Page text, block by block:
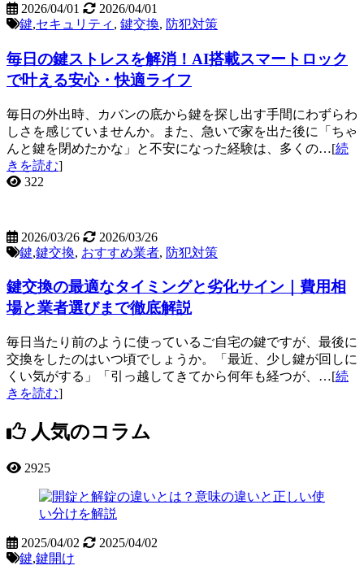
2026/04/01
2026/04/01
鍵,セキュリティ , 鍵交換, 防犯対策
毎日の鍵ストレスを解消！AI搭載スマートロック
で叶える安心・快適ライフ
毎日の外出時、カバンの底から鍵を探し出す手間にわずらわ
しさを感じていませんか。また、急いで家を出た後に「ちゃ
んと鍵を閉めたかな」と不安になった経験は、多くの…[続
きを読む]
322
2026/03/26
2026/03/26
鍵,鍵交換, おすすめ業者, 防犯対策
鍵交換の最適なタイミングと劣化サイン｜費用相
場と業者選びまで徹底解説
毎日当たり前のように使っているご自宅の鍵ですが、最後に
交換をしたのはいつ頃でしょうか。「最近、少し鍵が回しに
くい気がする」「引っ越してきてから何年も経つが、…[続
きを読む]
人気のコラム
2925
2025/04/02
2025/04/02
鍵,鍵開け